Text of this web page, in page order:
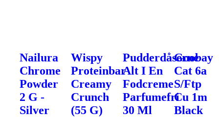
Nailura
Chrome
Powder
2 G -
Silver
Wispy
Proteinbar
Creamy
Crunch
(55 G)
Pudderdåserne
Alt I En
Fodcreme
Parfumefri
30 Ml
Goobay
Cat 6a
S/Ftp
Cu 1m
Black